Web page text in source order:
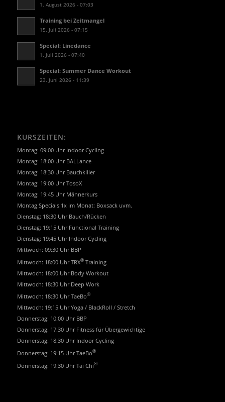
1. August 2026 - 07:03
Training bei Zeitmangel
15. Juli 2026 - 07:15
Special: Linedance
1. Juli 2026 - 07:40
Special: Summer Dance Workout
23. Juni 2026 - 11:39
KURSZEITEN:
Montag: 09:00 Uhr Indoor Cycling
Montag: 18:00 Uhr BALLance
Montag: 18:30 Uhr Bauchkiller
Montag: 19:00 Uhr TosoX
Montag: 19:45 Uhr Männerkurs
Montag Specials 1x im Monat: Boxsack uvm.
Dienstag: 18:30 Uhr Bauch/Rücken
Dienstag: 19:15 Uhr Functional Training
Dienstag: 19:45 Uhr Indoor Cycling
Mittwoch: 09:30 Uhr BBP
Mittwoch: 18:00 Uhr TRX®Training
Mittwoch: 18:00 Uhr Body Workout
Mittwoch: 18:30 Uhr Deep Work
Mittwoch: 18:30 Uhr TaeBo®
Mittwoch: 19:15 Uhr Yoga / BlackRoll / Stretch
Donnerstag: 10:00 Uhr BBP
Donnerstag: 17:30 Uhr Fitness für Übergewichtige
Donnerstag: 18:30 Uhr Indoor Cycling
Donnerstag: 19:15 Uhr TaeBo®
Donnerstag: 19:30 Uhr Tai Chi®